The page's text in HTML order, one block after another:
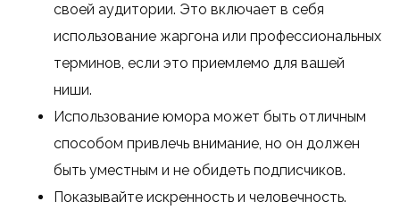
своей аудитории. Это включает в себя
использование жаргона или профессиональных
терминов, если это приемлемо для вашей
ниши.
Использование юмора может быть отличным
способом привлечь внимание, но он должен
быть уместным и не обидеть подписчиков.
Показывайте искренность и человечность.